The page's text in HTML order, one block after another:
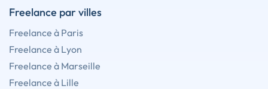
Freelance par villes
Freelance à Paris
Freelance à Lyon
Freelance à Marseille
Freelance à Lille